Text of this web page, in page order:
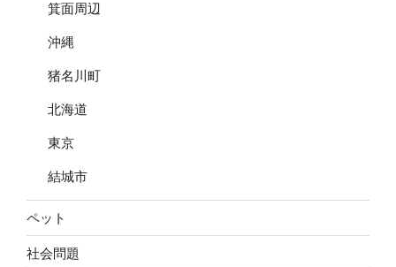
箕面周辺
沖縄
猪名川町
北海道
東京
結城市
ペット
社会問題